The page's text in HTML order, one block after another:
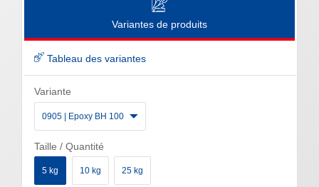
Variantes de produits
Tableau des variantes
Variante
0905 | Epoxy BH 100
Taille / Quantité
5 kg 10 kg 25 kg